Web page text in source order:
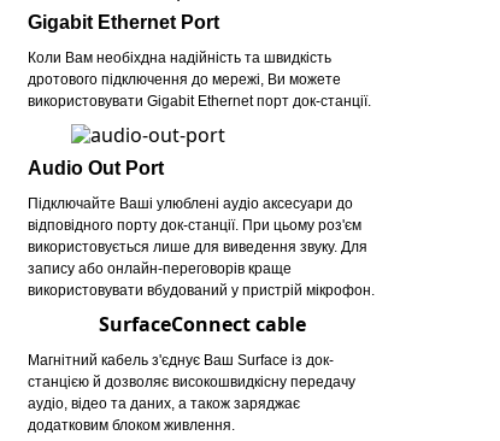
Gigabit Ethernet Port
Коли Вам необіхдна надійність та швидкість
дротового підключення до мережі, Ви можете
використовувати Gigabit Ethernet порт док-станції.
Audio Out Port
Підключайте Ваші улюблені аудіо аксесуари до
відповідного порту док-станції. При цьому роз'єм
використовується лише для виведення звуку. Для
запису або онлайн-переговорів краще
використовувати вбудований у пристрій мікрофон.
SurfaceConnect cable
Магнітний кабель з'єднує Ваш Surface із док-
станцією й дозволяє високошвидкісну передачу
аудіо, відео та даних, а також заряджає
додатковим блоком живлення.